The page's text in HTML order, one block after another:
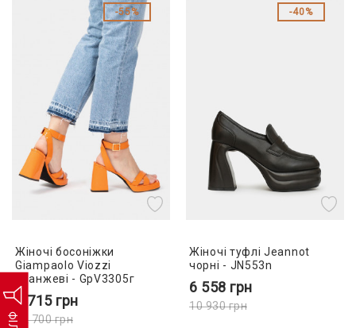
55%
Жіночі босоніжки
Giampaolo Viozzi
оранжеві - GpV3305г
5 715 грн
12 700грн
40%
Жіночі туфлі Jeannot
чорні - JN553n
6 558 грн
10 930грн